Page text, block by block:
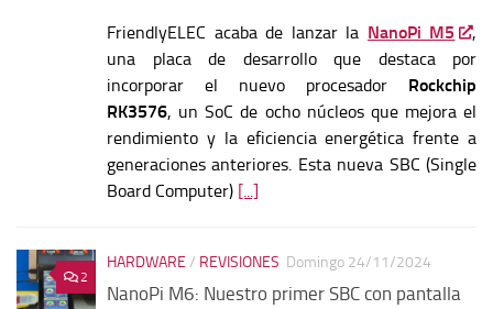
FriendlyELEC acaba de lanzar la NanoPi M5
,
una placa de desarrollo que destaca por
incorporar el nuevo procesador Rockchip
RK3576, un SoC de ocho núcleos que mejora el
rendimiento y la eficiencia energética frente a
generaciones anteriores. Esta nueva SBC (Single
Board Computer) [...]
2
HARDWARE / REVISIONES Domingo 24/11/2024
NanoPi M6: Nuestro primer SBC con pantalla